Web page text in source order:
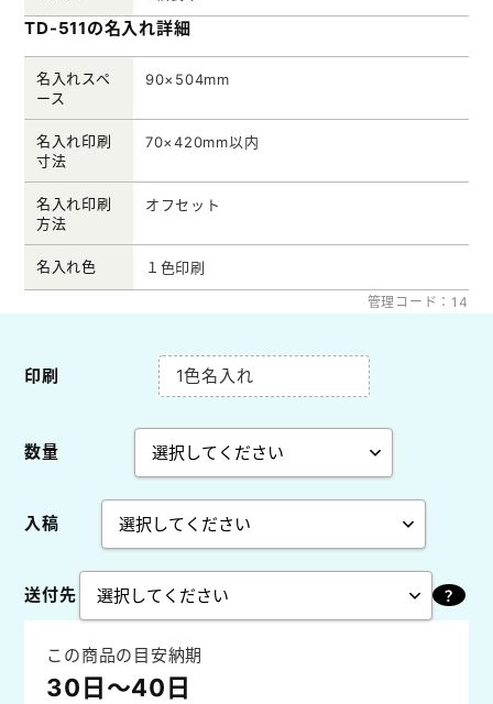
TD-511の名入れ詳細
名入れスペ
ース
90×504mm
名入れ印刷
寸法
70×420mm以内
名入れ印刷
方法
オフセット
名入れ色 １色印刷
管理コード：14
印刷 1色名入れ
数量
入稿
送付先
この商品の目安納期
30日～40日